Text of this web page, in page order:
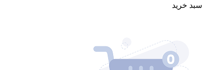
سبد خرید